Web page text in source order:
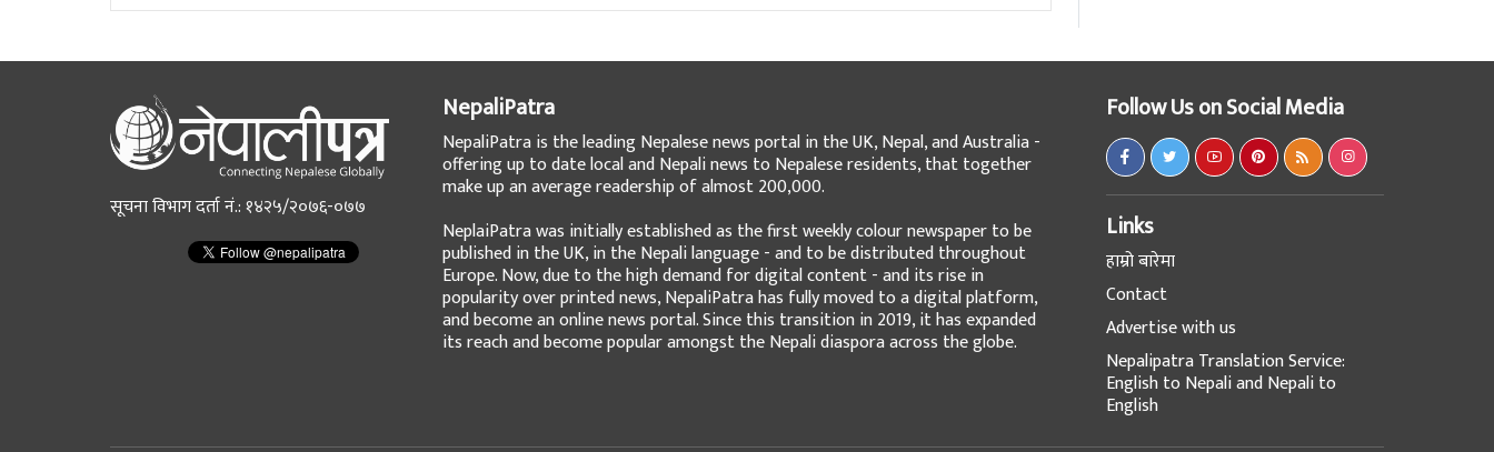
सूचना विभाग दर्ता नं.: १४२५/२०७६-०७७
NepaliPatra
NepaliPatra is the leading Nepalese news portal in the UK, Nepal, and Australia -
offering up to date local and Nepali news to Nepalese residents, that together
make up an average readership of almost 200,000.
NeplaiPatra was initially established as the first weekly colour newspaper to be
published in the UK, in the Nepali language - and to be distributed throughout
Europe. Now, due to the high demand for digital content - and its rise in
popularity over printed news, NepaliPatra has fully moved to a digital platform,
and become an online news portal. Since this transition in 2019, it has expanded
its reach and become popular amongst the Nepali diaspora across the globe.
Follow Us on Social Media
Links
हाम्रो बारेमा
Contact
Advertise with us
Nepalipatra Translation Service:
English to Nepali and Nepali to
English